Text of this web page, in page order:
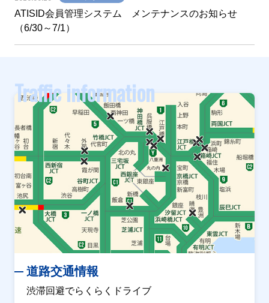
ATISID会員管理システム メンテナンスのお知らせ
（6/30～7/1）
Traffic information
道路交通情報
渋滞回避でらくらくドライブ